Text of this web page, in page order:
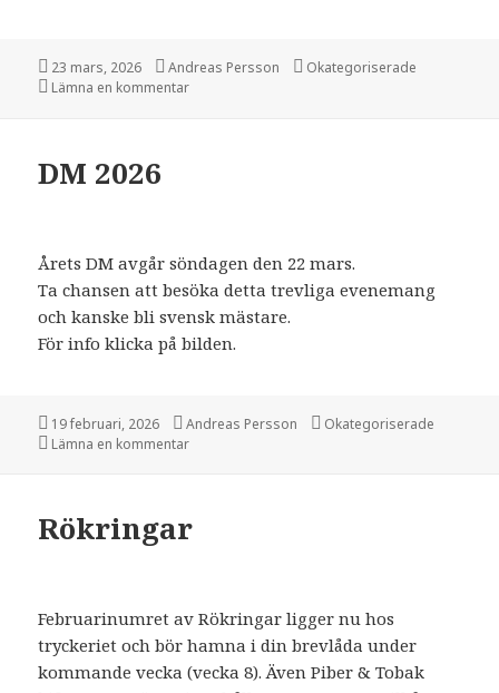
Postat
23 mars, 2026 Författare
Andreas Persson Kategorier
Okategoriserade
Lämna en kommentar
DM 2026
Årets DM avgår söndagen den 22 mars.
Ta chansen att besöka detta trevliga evenemang
och kanske bli svensk mästare.
För info klicka på bilden.
Postat
19 februari, 2026 Författare
Andreas Persson Kategorier
Okategoriserade
Lämna en kommentar
Rökringar
Februarinumret av Rökringar ligger nu hos
tryckeriet och bör hamna i din brevlåda under
kommande vecka (vecka 8). Även Piber & Tobak